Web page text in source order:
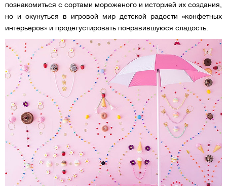
познакомиться с сортами мороженого и историей их создания,
но и окунуться в игровой мир детской радости «конфетных
интерьеров» и продегустировать понравившуюся сладость.